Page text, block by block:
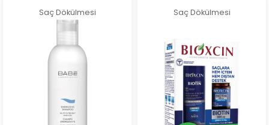
Saç Dökülmesi Saç Dökülmesi